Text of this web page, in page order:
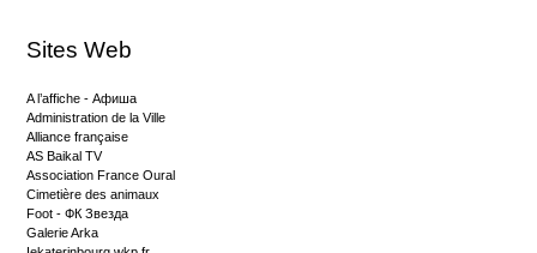
Sites Web
A l’affiche - Афиша
Administration de la Ville
Alliance française
AS Baikal TV
Association France Oural
Cimetière des animaux
Foot - ФК Звезда
Galerie Arka